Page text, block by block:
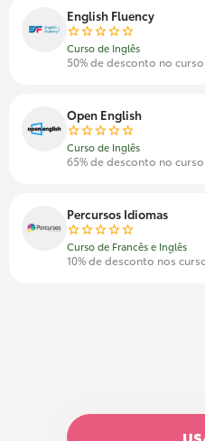
English Fluency
Curso de Inglês
50% de desconto no
Open English
Curso de Inglês
65% de desconto no
Percursos Idiomas
Curso de Francês e Inglês
10% de desconto nos